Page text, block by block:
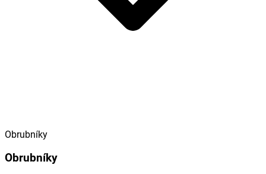
Obrubníky
Obrubníky